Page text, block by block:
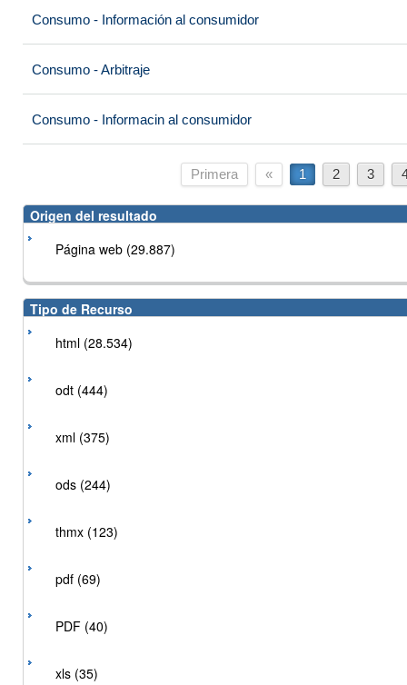
Consumo - Información al consumidor
Consumo - Arbitraje
Consumo - Informacin al consumidor
Primera « 1 2 3
Origen del resultado
Página web (29.887)
Tipo de Recurso
html (28.534)
odt (444)
xml (375)
ods (244)
thmx (123)
pdf (69)
PDF (40)
xls (35)